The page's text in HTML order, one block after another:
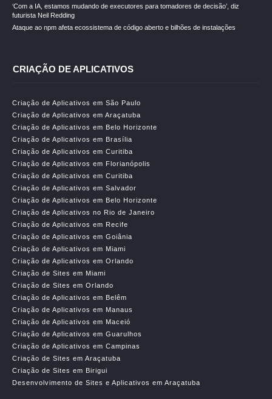
‘Com a IA, estamos mudando de executores para tomadores de decisão’, diz
futurista Neil Redding
Ataque ao npm afeta ecossistema de código aberto e bilhões de instalações
CRIAÇÃO DE APLICATIVOS
Criação de Aplicativos em São Paulo
Criação de Aplicativos em Araçatuba
Criação de Aplicativos em Belo Horizonte
Criação de Aplicativos em Brasília
Criação de Aplicativos em Curitiba
Criação de Aplicativos em Florianópolis
Criação de Aplicativos em Curitiba
Criação de Aplicativos em Salvador
Criação de Aplicativos em Belo Horizonte
Criação de Aplicativos no Rio de Janeiro
Criação de Aplicativos em Recife
Criação de Aplicativos em Goiânia
Criação de Aplicativos em Miami
Criação de Aplicativos em Orlando
Criação de Sites em Miami
Criação de Sites em Orlando
Criação de Aplicativos em Belêm
Criação de Aplicativos em Manaus
Criação de Aplicativos em Maceió
Criação de Aplicativos em Guarulhos
Criação de Aplicativos em Campinas
Criação de Sites em Araçatuba
Criação de Sites em Birigui
Desenvolvimento de Sites e Aplicativos em Araçatuba